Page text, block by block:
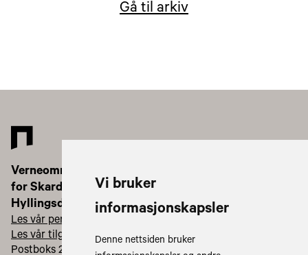
Vi bruker
informasjonskapsler
Denne nettsiden bruker
Gå til arkiv
Verneområdestyret
for Skardsfjella og
Hyllingsdalen
Les vår personvernerklæring
Les vår tilgjengelighetserklæring
Postboks 2600